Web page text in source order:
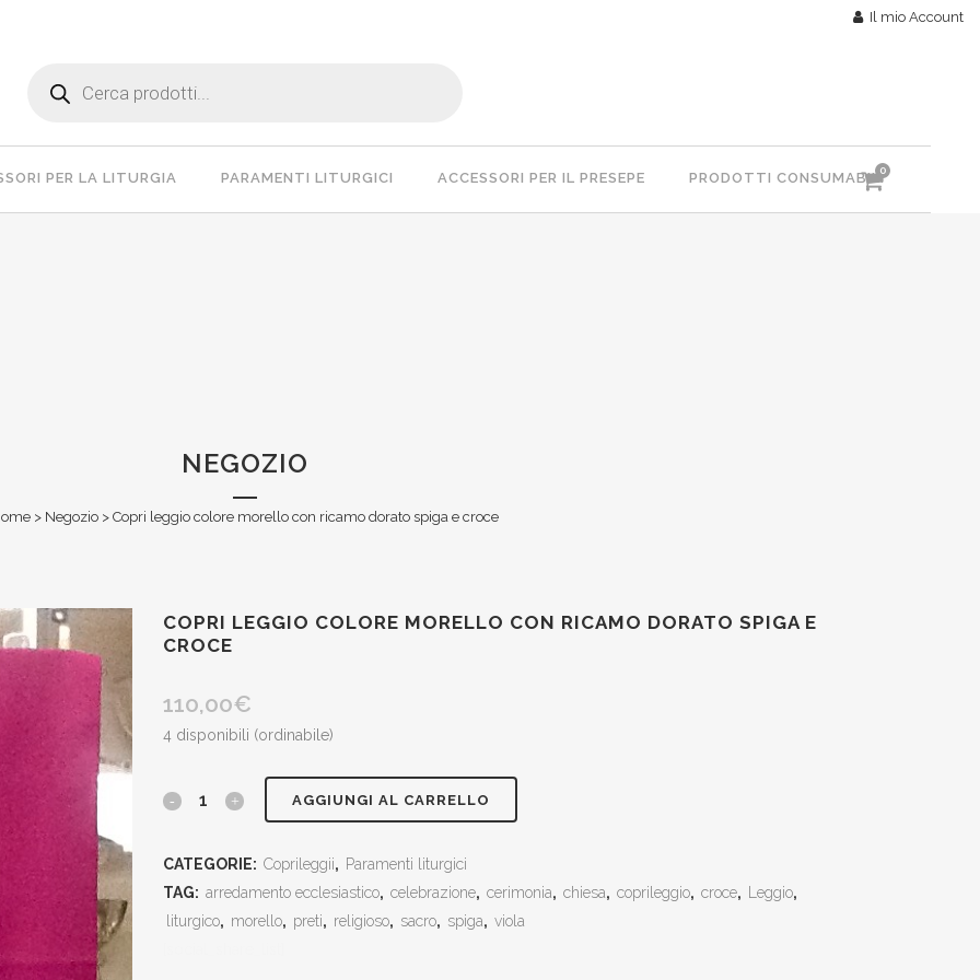
Il mio Account
search
PER LA LITURGIA PARAMENTI LITURGICI ACCESSORI PER IL PRESEPE PRODOTTI CONSUMABILI0
NEGOZIO
> Negozio > Copri leggio colore morello con ricamo dorato spiga e croce
COPRI LEGGIO COLORE MORELLO CON RICAMO DORATO SPIGA E
CROCE
110,00€
4 disponibili (ordinabile)
Copri
morello
AGGIUNGI AL CARRELLO
CATEGORIE: Coprileggii, Paramenti liturgici
TAG: arredamento ecclesiastico, celebrazione, cerimonia, chiesa, coprileggio, croce, Leggio,
liturgico, morello, preti, religioso, sacro, spiga, viola